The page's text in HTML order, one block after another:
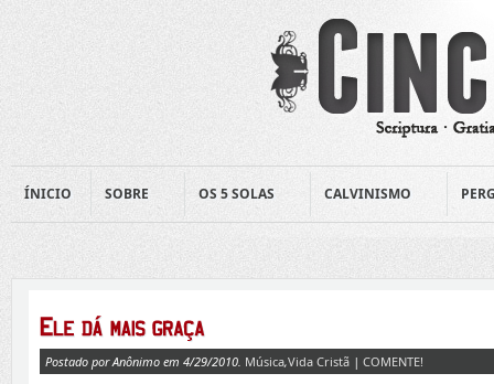
ÍNICIO SOBRE OS 5 SOLAS CALVINISMO
Postado por Anônimo em 4/29/2010. Música,Vida Cristã | COMENTE!